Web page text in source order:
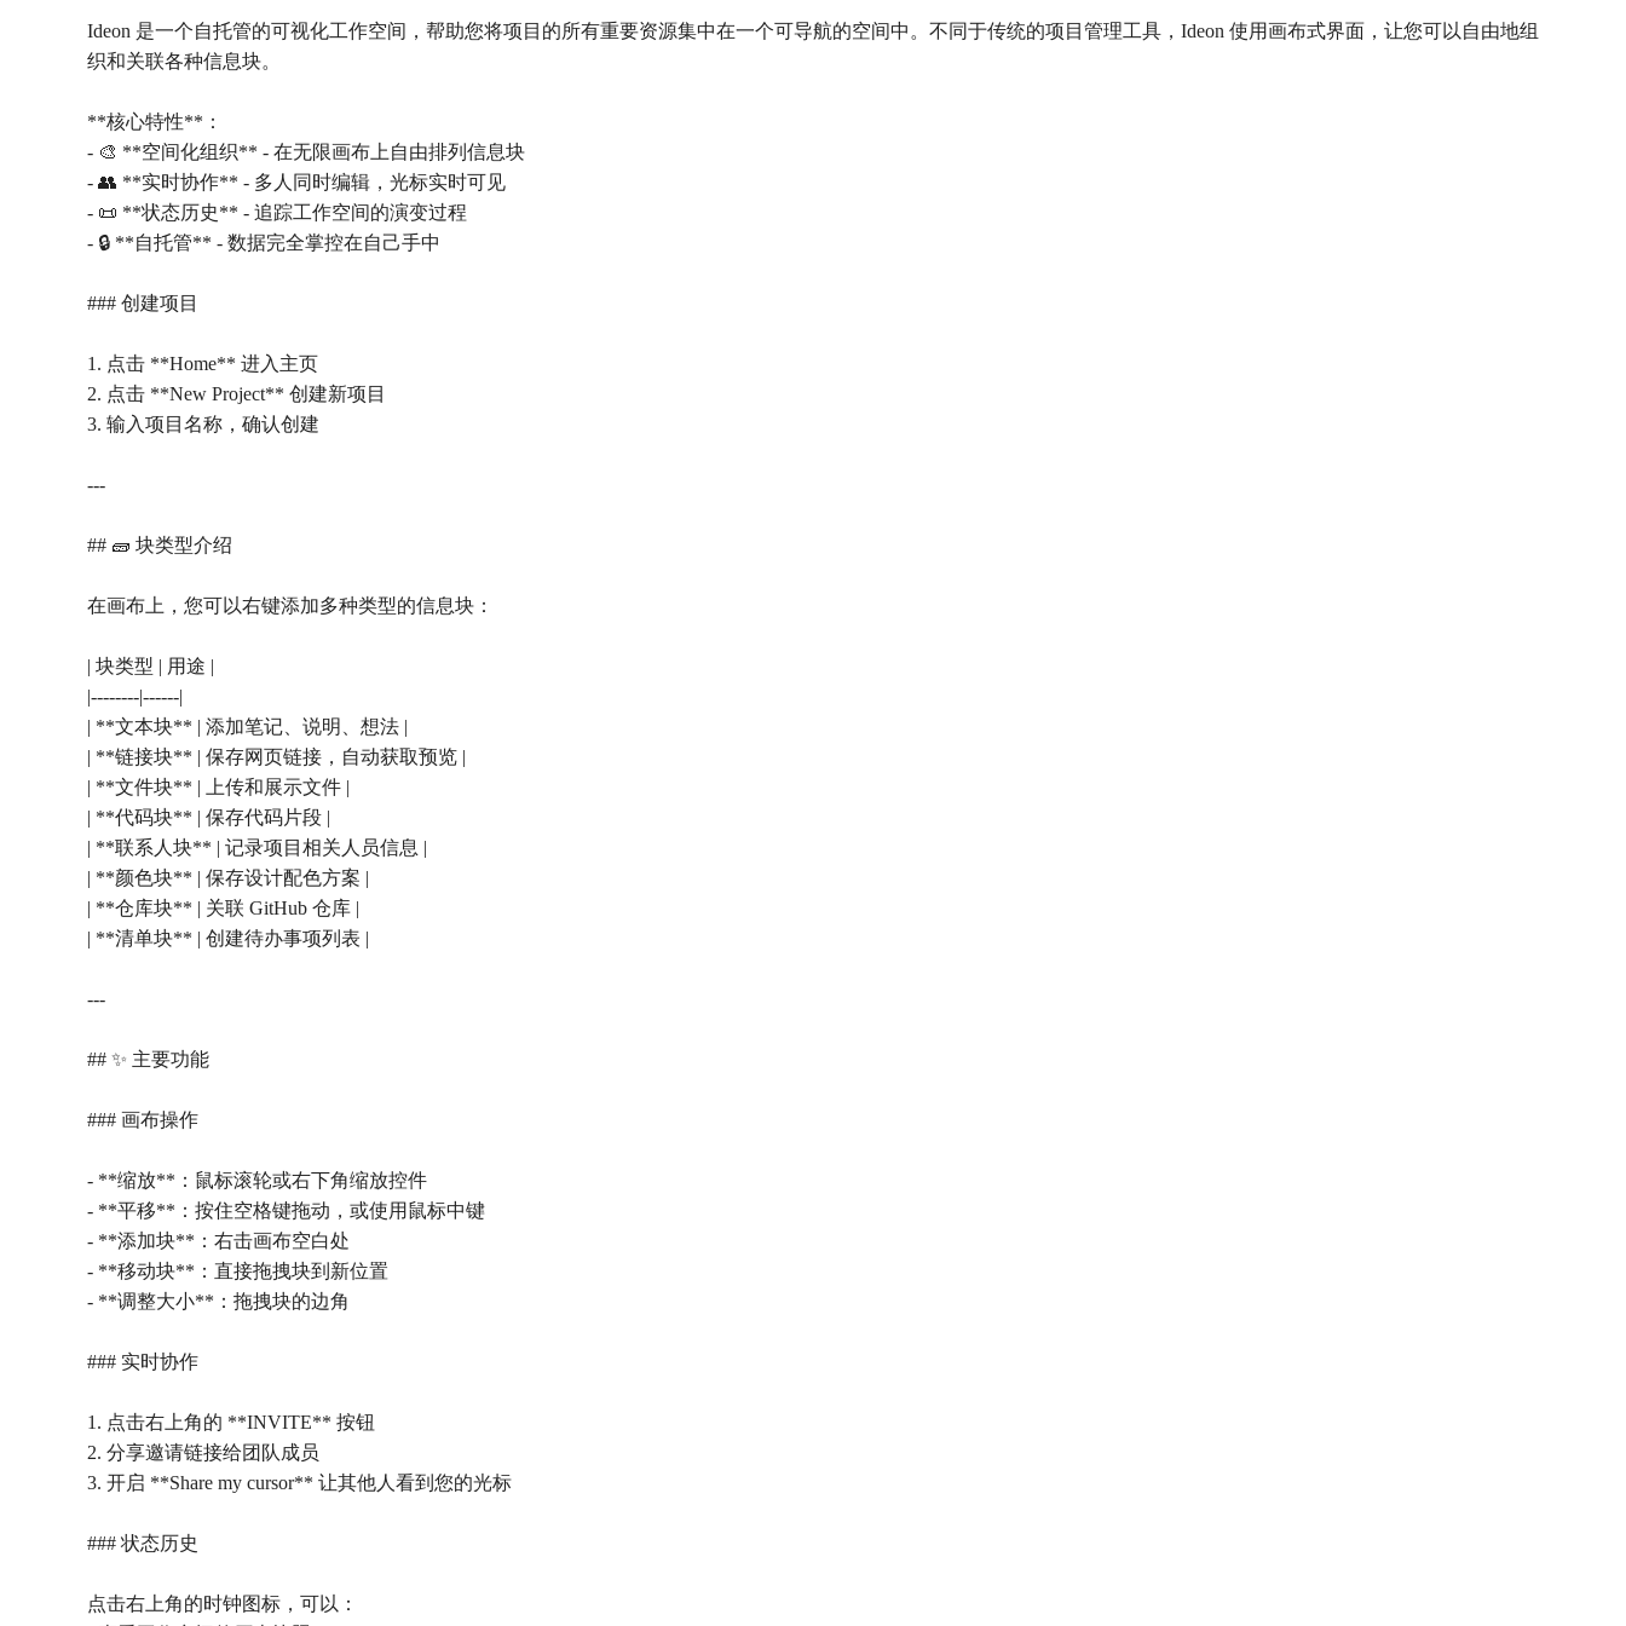
Ideon 是一个自托管的可视化工作空间，帮助您将项目的所有重要资源集中在一个可导航的空间中。不同于传统的项目管理工具，Ideon 使用画布式界面，让您可以自由地组
织和关联各种信息块。
**核心特性**：
- 🎨 **空间化组织** - 在无限画布上自由排列信息块
- 👥 **实时协作** - 多人同时编辑，光标实时可见
- 📜 **状态历史** - 追踪工作空间的演变过程
- 🔒 **自托管** - 数据完全掌控在自己手中
### 创建项目
1. 点击 **Home** 进入主页
2. 点击 **New Project** 创建新项目
3. 输入项目名称，确认创建
---
## 🧱 块类型介绍
在画布上，您可以右键添加多种类型的信息块：
| 块类型 | 用途 |
|--------|------|
| **文本块** | 添加笔记、说明、想法 |
| **链接块** | 保存网页链接，自动获取预览 |
| **文件块** | 上传和展示文件 |
| **代码块** | 保存代码片段 |
| **联系人块** | 记录项目相关人员信息 |
| **颜色块** | 保存设计配色方案 |
| **仓库块** | 关联 GitHub 仓库 |
| **清单块** | 创建待办事项列表 |
---
## ✨ 主要功能
### 画布操作
- **缩放**：鼠标滚轮或右下角缩放控件
- **平移**：按住空格键拖动，或使用鼠标中键
- **添加块**：右击画布空白处
- **移动块**：直接拖拽块到新位置
- **调整大小**：拖拽块的边角
### 实时协作
1. 点击右上角的 **INVITE** 按钮
2. 分享邀请链接给团队成员
3. 开启 **Share my cursor** 让其他人看到您的光标
### 状态历史
点击右上角的时钟图标，可以：